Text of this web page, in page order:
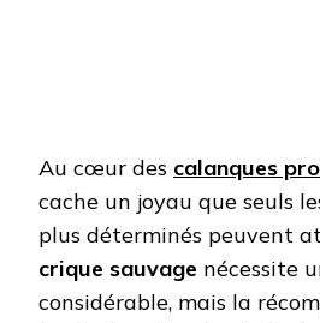
Au cœur des calanques
cache un joyau que seuls
plus déterminés peuvent
crique sauvage nécessite
considérable, mais la